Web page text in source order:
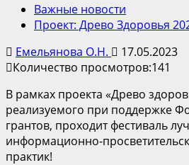
Важные новости
Проект: Древо Здоровья
Емельянова О.Н.
17.05.2023
Количество просмотров:141
В рамках проекта «Древо
реализуемого при поддержке
грантов, проходит фестиваль
информационно-
практик!